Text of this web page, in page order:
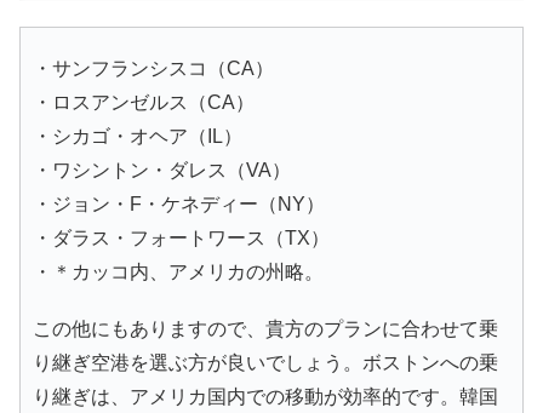
・サンフランシスコ（CA）
・ロスアンゼルス（CA）
・シカゴ・オヘア（IL）
・ワシントン・ダレス（VA）
・ジョン・F・ケネディー（NY）
・ダラス・フォートワース（TX）
・＊カッコ内、アメリカの州略。
この他にもありますので、貴方のプランに合わせて乗
り継ぎ空港を選ぶ方が良いでしょう。ボストンへの乗
り継ぎは、アメリカ国内での移動が効率的です。韓国